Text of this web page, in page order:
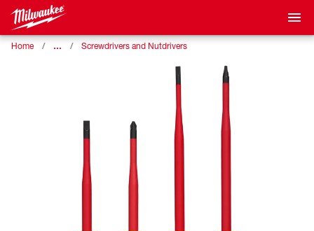
Home … Screwdrivers and Nutdrivers